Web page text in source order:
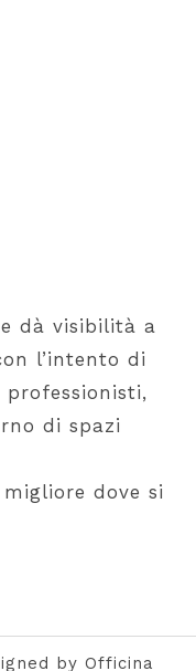
dà visibilità a
l’intento di
di spazi
dove si
by Officina